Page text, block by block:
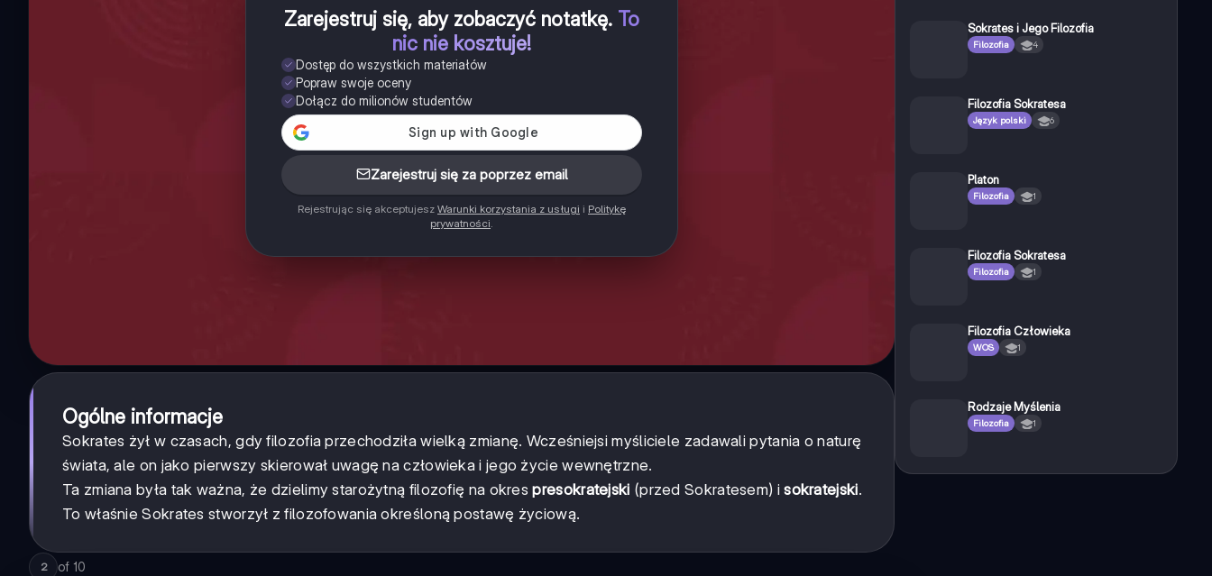
Zarejestruj się, aby zobaczyć notatkę. To
nic nie kosztuje!
Dostęp do wszystkich materiałów
Popraw swoje oceny
Dołącz do milionów studentów
Zarejestruj się za poprzez email
Rejestrując się akceptujesz Warunki korzystania z usługi i Politykę
prywatności.
Ogólne informacje
Sokrates żył w czasach, gdy filozofia przechodziła wielką zmianę. Wcześniejsi myśliciele zadawali pytania o naturę
świata, ale on jako pierwszy skierował uwagę na człowieka i jego życie wewnętrzne.
Ta zmiana była tak ważna, że dzielimy starożytną filozofię na okrespresokratejski (przed Sokratesem) isokratejski.
To właśnie Sokrates stworzył z filozofowania określoną postawę życiową.
2 of 10
Sokrates i Jego Filozofia
Filozofia 4
Filozofia Sokratesa
Język polski 6
Platon
Filozofia 1
Filozofia Sokratesa
Filozofia 1
Filozofia Człowieka
WOS 1
Rodzaje Myślenia
Filozofia 1